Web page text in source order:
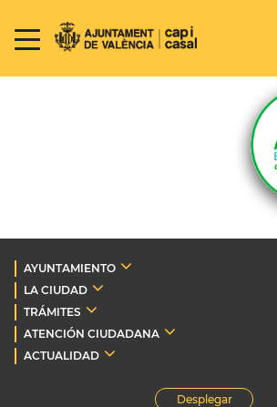
AYUNTAMIENTO
LA CIUDAD
TRÁMITES
ATENCIÓN CIUDADANA
ACTUALIDAD
Desplegar